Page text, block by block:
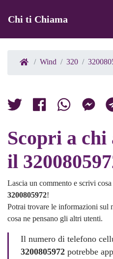
Chi ti Chiama
Wind 320
Scopri a
il
Lascia un commento e scrivi
3200805972!
Potrai trovare le informazioni sul
cosa ne pensano gli altri utenti.
Il numero di telefono
3200805972 potrebbe